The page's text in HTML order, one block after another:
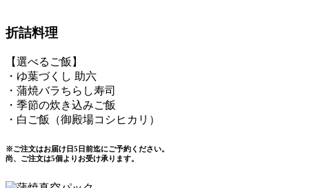
折詰料理
【選べるご飯】
・ゆ葉づくし 助六
・蒲焼バラちらし寿司
・季節の炊き込みご飯
・白ご飯（御殿場コシヒカリ）
※ご注文はお届け日5日前迄にご予約ください。
尚、ご注文は5個よりお受け承ります。